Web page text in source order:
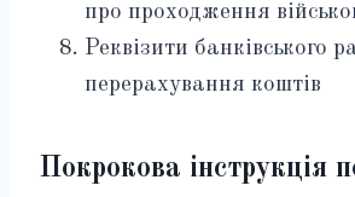
про проходження
Реквізити банківського
перерахування коштів
Покрокова інструкція